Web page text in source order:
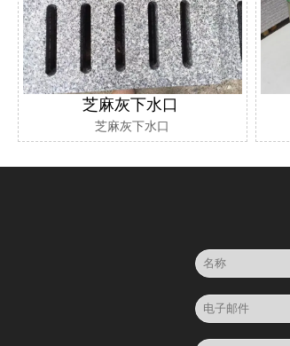
芝麻灰下水口
芝麻灰下水口